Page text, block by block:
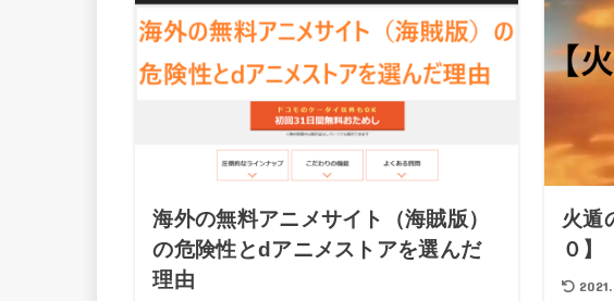
海外の無料アニメサイト（海賊版）
の危険性とdアニメストアを選んだ
理由
火遁
０】